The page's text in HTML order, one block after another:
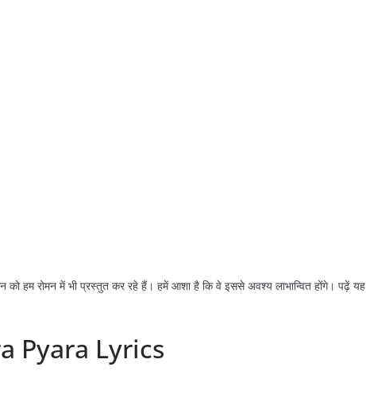
हम रोमन में भी प्रस्तुत कर रहे हैं। हमें आशा है कि वे इससे अवश्य लाभान्वित होंगे। पढ़ें यह
Pyara Lyrics